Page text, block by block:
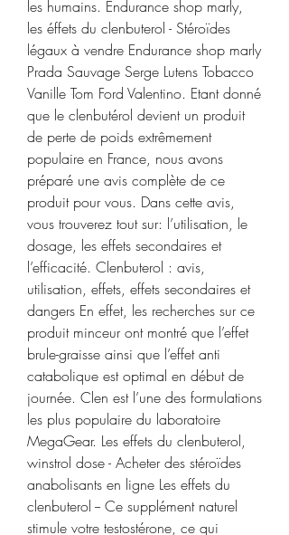
les humains. Endurance shop marly,
les éffets du clenbuterol - Stéroïdes
légaux à vendre Endurance shop marly
Prada Sauvage Serge Lutens Tobacco
Vanille Tom Ford Valentino. Etant donné
que le clenbutérol devient un produit
de perte de poids extrêmement
populaire en France, nous avons
préparé une avis complète de ce
produit pour vous. Dans cette avis,
vous trouverez tout sur: l’utilisation, le
dosage, les effets secondaires et
l’efficacité. Clenbuterol : avis,
utilisation, effets, effets secondaires et
dangers En effet, les recherches sur ce
produit minceur ont montré que l’effet
brule-graisse ainsi que l’effet anti
catabolique est optimal en début de
journée. Clen est l’une des formulations
les plus populaire du laboratoire
MegaGear. Les effets du clenbuterol,
winstrol dose - Acheter des stéroïdes
anabolisants en ligne Les effets du
clenbuterol -- Ce supplément naturel
stimule votre testostérone, ce qui